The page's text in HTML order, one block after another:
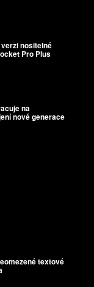
nositelné
Pro Plus
na
nové generace
textové